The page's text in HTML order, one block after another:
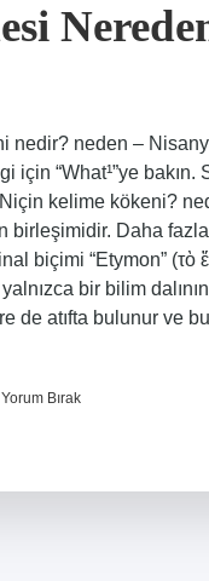
nedir? neden –
“What¹”ye bakın.
kelime kökeni?
birleşimidir. Daha
biçimi “Etymon” (τὸ
bir bilim
de atıfta bulunur ve
Yorum Bırak